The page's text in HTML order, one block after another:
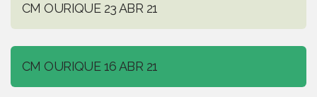
CM OURIQUE 23 ABR 21
CM OURIQUE 16 ABR 21